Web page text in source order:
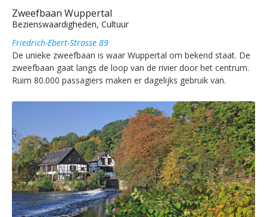
Zweefbaan Wuppertal
Bezienswaardigheden, Cultuur
Friedrich-Ebert-Strasse 89
De unieke zweefbaan is waar Wuppertal om bekend staat. De
zweefbaan gaat langs de loop van de rivier door het centrum.
Ruim 80.000 passagiers maken er dagelijks gebruik van.